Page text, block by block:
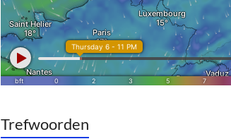
Trefwoorden